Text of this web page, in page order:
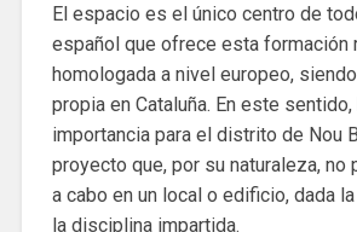
El espacio es el único centro de
español que ofrece esta formación
homologada a nivel europeo,
propia en Cataluña. En este
importancia para el distrito de Nou
proyecto que, por su naturaleza, no
a cabo en un local o edificio, dada
la disciplina impartida.